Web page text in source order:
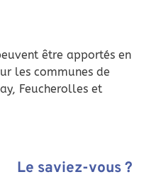
être apportés en
les communes de
Feucherolles et
Le saviez-vous ?